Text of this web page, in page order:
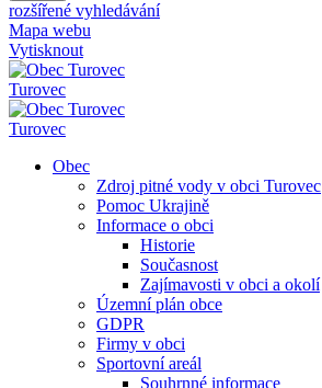
rozšířené vyhledávání
Mapa webu
Vytisknout
Turovec
Turovec
Obec
Zdroj pitné vody v obci Turovec
Pomoc Ukrajině
Informace o obci
Historie
Současnost
Zajímavosti v obci a okolí
Územní plán obce
GDPR
Firmy v obci
Sportovní areál
Souhrnné informace